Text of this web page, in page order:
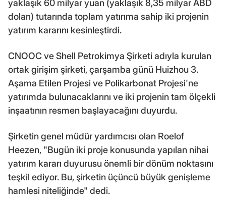
yaklaşık 60 milyar yuan (yaklaşık 8,35 milyar ABD
doları) tutarında toplam yatırıma sahip iki projenin
yatırım kararını kesinleştirdi.
CNOOC ve Shell Petrokimya Şirketi adıyla kurulan
ortak girişim şirketi, çarşamba günü Huizhou 3.
Aşama Etilen Projesi ve Polikarbonat Projesi'ne
yatırımda bulunacaklarını ve iki projenin tam ölçekli
inşaatının resmen başlayacağını duyurdu.
Şirketin genel müdür yardımcısı olan Roelof
Heezen, "Bugün iki proje konusunda yapılan nihai
yatırım kararı duyurusu önemli bir dönüm noktasını
teşkil ediyor. Bu, şirketin üçüncü büyük genişleme
hamlesi niteliğinde" dedi.